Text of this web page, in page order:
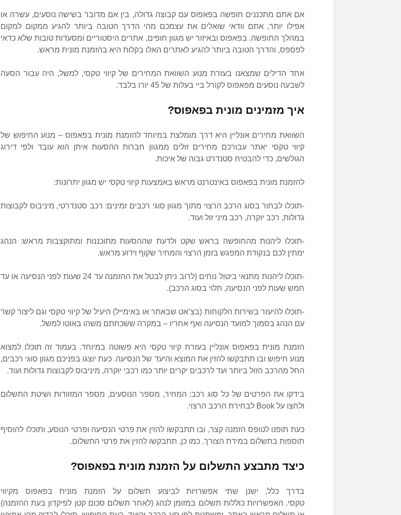
אם אתם מתכננים חופשה בפאפוס עם קבוצה גדולה, בין אם מדובר בשישה נוסעים, עשרה או
אפילו יותר, אתם וודאי שואלים את עצמכם מהי הדרך הטובה ביותר להגיע ממקום למקום
במהלך החופשה. בפאפוס ובאיזור יש מגוון חופים, אתרים היסטוריים ומסעדות טובות שלא כדאי
לפספס, והדרך הטובה ביותר להגיע לאתרים האלו בקלות היא בהזמנת מונית מראש.
אחד הדילים שמצאנו בעזרת מנוע השוואת המחירים של קיווי טקסי, למשל, היה עבור הסעה
לשבעה נוסעים מפאפוס לקורל ביי בעלות של 45 יורו בלבד.
איך מזמינים מונית בפאפוס?
השוואת מחירים אונליין היא דרך מומלצת במיוחד להזמנת מונית בפאפוס – מנוע החיפוש של
קיווי טקסי יאתר עבורכם מחירים זולים ממגוון חברות ההסעות איתן הוא עובד ולפי דירוג
הגולשים, כדי להבטיח סטנדרט גבוה של איכות.
להזמנת מונית בפאפוס באינטרנט מראש באמצעות קיווי טקסי יש מגוון יתרונות:
-תוכלו לבחור בסוג הרכב הרצוי מתוך מגוון סוגי רכבים זמינים: רכב סטנדרטי, מיניבוס לקבוצות
גדולות, רכב יוקרה, רכב מיני זול ועוד.
-תוכלו ליהנות מהחופשה בראש שקט ולדעת שההסעות מתוכננות ומתוקצבות מראש: הנהג
ימתין לכם בנקודת המפגש בזמן הרצוי והמחיר שקוף וידוע מראש.
-תוכלו ליהנות מתנאי ביטול נוחים (לרוב ניתן לבטל את ההזמנה עד 24 שעות לפני הנסיעה או עד
חמש שעות לפני הנסיעה, תלוי בסוג הרכב).
-תוכלו להיעזר בשירות הלקוחות (בצ’אט שבאתר או באימייל) היעיל של קיווי טקסי וגם ליצור קשר
עם הנהג בסמוך למועד הנסיעה ואף אחריו – במקרה ששכחתם משהו באוטו למשל.
הזמנת מונית בפאפוס אונליין בעזרת קיווי טקסי היא פשוטה במיוחד. בעמוד זה תוכלו למצוא
מנוע חיפוש ובו תתבקשו להזין את המוצא והיעד של הנסיעה. כעת יוצגו בפניכם מגוון סוגי רכבים,
החל מהרכב הזול ביותר ועד לרכבים יקרים יותר כמו רכבי יוקרה, מיניבוס לקבוצות גדולות ועוד.
בידקו את הפרטים של כל סוג רכב: המחיר, מספר הנוסעים, מספר המזוודות ושיטת התשלום
ולחצו על Book לבחירת הרכב הרצוי.
כעת תופנו לטופס הזמנה קצר, ובו תתבקשו להזין את פרטי הנסיעה ופרטי הנוסע, ותוכלו להוסיף
תוספות בתשלום במידת הצורך. כמו כן, תתבקשו להזין את פרטי התשלום.
כיצד מתבצע התשלום על הזמנת מונית בפאפוס?
בדרך כלל, ישנן שתי אפשרויות לביצוע תשלום על הזמנת מונית בפאפוס מקיווי
טקסי. האפשרויות כוללות תשלום במזומן לנהג (לאחר תשלום סכום קטן לפיקדון בעת ההזמנה)